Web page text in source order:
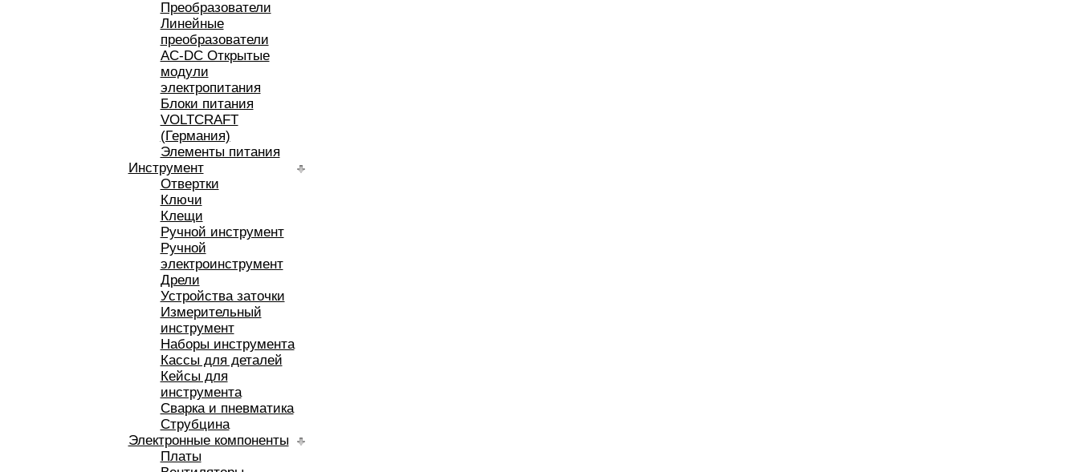
Преобразователи
Линейные
преобразователи
AC-DC Открытые
модули
электропитания
Блоки питания
VOLTCRAFT
(Германия)
Элементы питания
Инструмент
Отвертки
Ключи
Клещи
Ручной инструмент
Ручной
электроинструмент
Дрели
Устройства заточки
Измерительный
инструмент
Наборы инструмента
Кассы для деталей
Кейсы для
инструмента
Сварка и пневматика
Струбцина
Электронные компоненты
Платы